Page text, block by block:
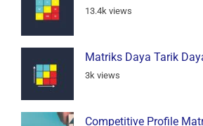
13.4k views
Matriks Daya Tarik
3k views
Competitive Profile